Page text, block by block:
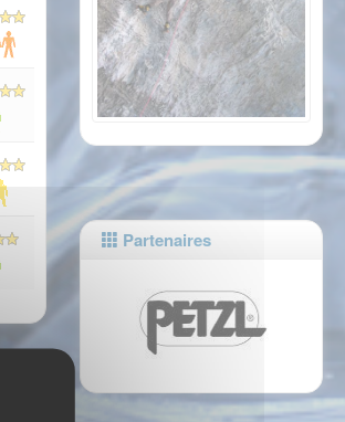
Partenaires